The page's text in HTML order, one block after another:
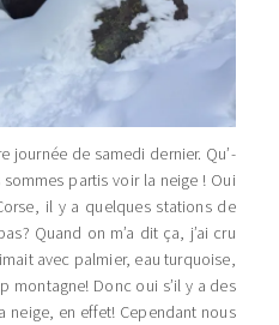
journée de samedi dernier. Qu’-
partis voir la neige ! Oui
il y a quelques stations de
Quand on m’a dit ça, j’ai cru
avec palmier, eau turquoise,
Donc oui s’il y a des
neige, en effet! Cependant nous